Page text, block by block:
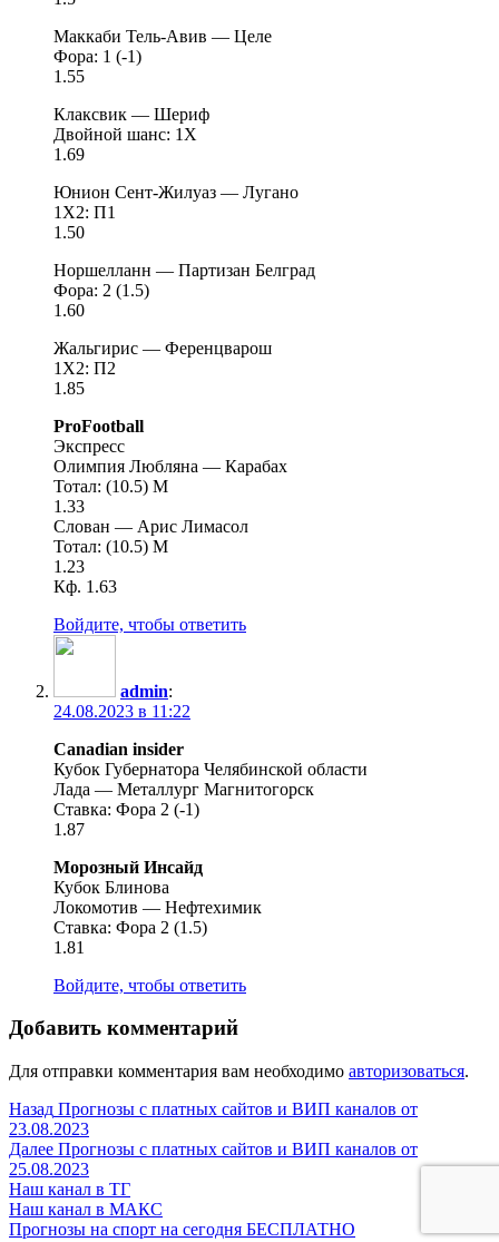
Маккаби Тель-Авив — Целе
Фора: 1 (-1)
1.55
Клаксвик — Шериф
Двойной шанс: 1X
1.69
Юнион Сент-Жилуаз — Лугано
1X2: П1
1.50
Норшелланн — Партизан Белград
Фора: 2 (1.5)
1.60
Жальгирис — Ференцварош
1X2: П2
1.85
ProFootball
Экспресс
Олимпия Любляна — Карабах
Тотал: (10.5) М
1.33
Слован — Арис Лимасол
Тотал: (10.5) М
1.23
Кф. 1.63
Войдите, чтобы ответить
admin:
24.08.2023 в 11:22
Canadian insider
Кубок Губернатора Челябинской области
Лада — Металлург Магнитогорск
Ставка: Фора 2 (-1)
1.87
Морозный Инсайд
Кубок Блинова
Локомотив — Нефтехимик
Ставка: Фора 2 (1.5)
1.81
Войдите, чтобы ответить
Добавить комментарий
Для отправки комментария вам необходимо авторизоваться.
Навигация
по
записям
Назад Предыдущая
запись:
Прогнозы с платных сайтов и ВИП каналов от
23.08.2023
Далее Следующая
запись:
Прогнозы с платных сайтов и ВИП каналов от
25.08.2023
Наш канал в ТГ
Наш канал в МАКС
Прогнозы на спорт на сегодня БЕСПЛАТНО